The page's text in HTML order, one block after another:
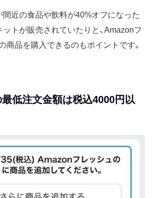
間近の食品や飲料が40%オフになった
ットが販売されていたりと、Amazonフ
商品を購入できるのもポイントです。
低注文金額は税込4000円以